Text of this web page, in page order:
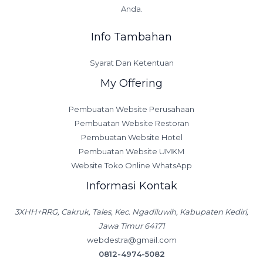
Anda.
Info Tambahan
Syarat Dan Ketentuan
My Offering
Pembuatan Website Perusahaan
Pembuatan Website Restoran
Pembuatan Website Hotel
Pembuatan Website UMKM
Website Toko Online WhatsApp
Informasi Kontak
3XHH+RRG, Cakruk, Tales, Kec. Ngadiluwih, Kabupaten Kediri,
Jawa Timur 64171
webdestra@gmail.com
0812-4974-5082